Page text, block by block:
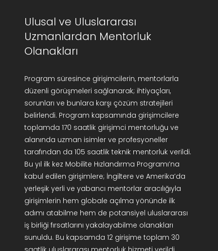
Ulusal ve Uluslararası
Uzmanlardan Mentorluk
Olanakları
Program süresince girişimcilerin, mentorlarla
düzenli görüşmeleri sağlanarak; ihtiyaçları,
sorunları ve bunlara karşı çözüm stratejileri
belirlendi. Program kapsamında girişimcilere
toplamda 170 saatlik girişimci mentorluğu ve
alanında uzman isimler ve profesyoneller
tarafından da 105 saatlik teknik mentorluk verildi.
Bu yıl ilk kez Mobilite Hızlandırma Programı’na
kabul edilen girişimlere; İngiltere ve Amerika’da
yerleşik yerli ve yabancı mentorlar aracılığıyla
girişimlerin hem globale açılma yönünde ilk
adımı atabilme hem de potansiyel uluslararası
iş birliği fırsatlarını yakalayabilme olanakları
sunuldu. Bu kapsamda 12 girişime toplam 30